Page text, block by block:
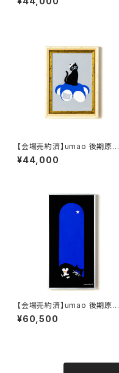
【会場売約済】umao 後期原画
作品K おうさま
¥44,000
【会場売約済】umao 後期原画
作品F よる
¥60,500